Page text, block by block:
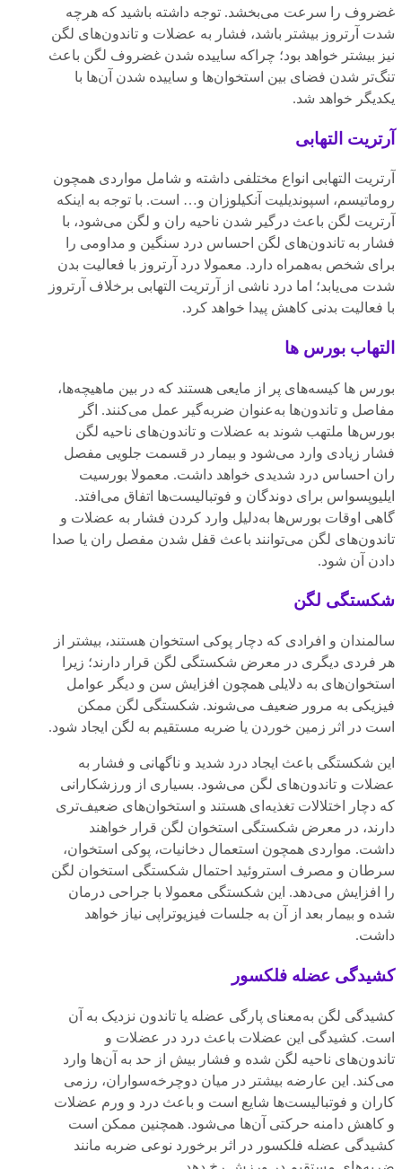
غضروف را سرعت می‌بخشد. توجه داشته باشید که هرچه
شدت آرتروز بیشتر باشد، فشار به عضلات و تاندون‌های لگن
نیز بیشتر خواهد بود؛ چراکه ساییده شدن غضروف لگن باعث
تنگ‌تر شدن فضای بین استخوان‌ها و ساییده شدن آن‌ها با
یکدیگر خواهد شد.
آرتریت التهابی
آرتریت التهابی انواع مختلفی داشته و شامل مواردی همچون
روماتیسم، اسپوندیلیت آنکیلوزان و… است. با توجه به اینکه
آرتریت لگن باعث درگیر شدن ناحیه ران و لگن می‌شود، با
فشار به تاندون‌های لگن احساس درد سنگین و مداومی را
برای شخص به‌همراه دارد. معمولا درد آرتروز با فعالیت بدن
شدت می‌یابد؛ اما درد ناشی از آرتریت التهابی برخلاف آرتروز
با فعالیت بدنی کاهش پیدا خواهد کرد.
التهاب بورس‌ ها
بورس ها کیسه‌های پر از مایعی هستند که در بین ماهیچه‌ها،
مفاصل و تاندون‌ها به‌عنوان ضربه‌گیر عمل می‌کنند. اگر
بورس‌ها ملتهب شوند به عضلات و تاندون‌های ناحیه لگن
فشار زیادی وارد می‌شود و بیمار در قسمت جلویی مفصل
ران احساس درد شدیدی خواهد داشت. معمولا بورسیت
ایلیوپسواس برای دوندگان و فوتبالیست‌ها اتفاق می‌افتد.
گاهی اوقات بورس‌ها به‌دلیل وارد کردن فشار به عضلات و
تاندون‌های لگن می‌توانند باعث قفل شدن مفصل ران یا صدا
دادن آن شود.
شکستگی لگن
سالمندان و افرادی که دچار پوکی استخوان هستند، بیشتر از
هر فردی دیگری در معرض شکستگی لگن قرار دارند؛ زیرا
استخوان‌های به دلایلی همچون افزایش سن و دیگر عوامل
فیزیکی به مرور ضعیف می‌شوند. شکستگی لگن ممکن
است در اثر زمین خوردن یا ضربه مستقیم به لگن ایجاد شود.
این شکستگی باعث ایجاد درد شدید و ناگهانی و فشار به
عضلات و تاندون‌های لگن می‌شود. بسیاری از ورزشکارانی
که دچار اختلالات تغذیه‌ای هستند و استخوان‌های ضعیف‌تری
دارند، در معرض شکستگی استخوان لگن قرار خواهند
داشت. مواردی همچون استعمال دخانیات، پوکی استخوان،
سرطان و مصرف استروئید احتمال شکستگی استخوان لگن
را افزایش می‌دهد. این شکستگی معمولا با جراحی درمان
شده و بیمار بعد از آن به جلسات فیزیوتراپی نیاز خواهد
داشت.
کشیدگی عضله فلکسور
کشیدگی لگن به‌معنای پارگی عضله یا تاندون نزدیک به آن
است. کشیدگی این عضلات باعث درد در عضلات و
تاندون‌های ناحیه لگن شده و فشار بیش‌ از حد به آن‌ها وارد
می‌کند. این عارضه بیشتر در میان دوچرخه‌سواران، رزمی
کاران و فوتبالیست‌ها شایع است و باعث درد و ورم عضلات
و کاهش دامنه حرکتی آن‌ها می‌شود. همچنین ممکن است
کشیدگی عضله فلکسور در اثر برخورد نوعی ضربه مانند